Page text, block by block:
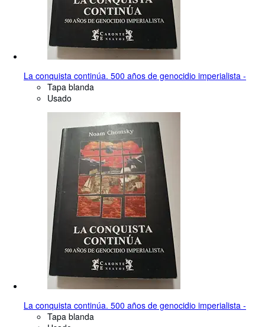
La conquista continúa. 500 años de genocidio imperialista -
Tapa blanda
Usado
La conquista continúa. 500 años de genocidio imperialista -
Tapa blanda